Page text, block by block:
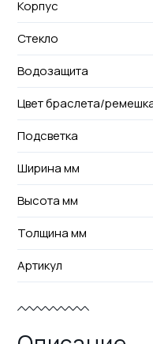
Корпус
Стекло
Водозащита
Цвет браслета/
Подсветка
Ширина мм
Высота мм
Толщина мм
Артикул